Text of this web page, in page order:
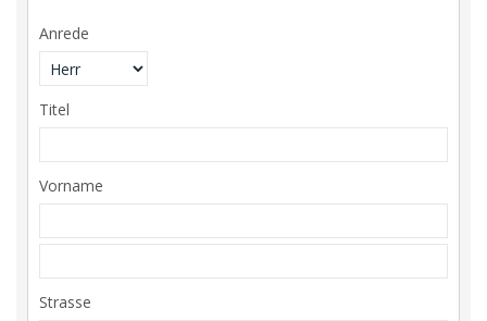
Anrede
Titel
Vorname
Strasse